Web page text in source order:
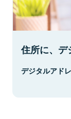
住所に、デ
デジタルアド